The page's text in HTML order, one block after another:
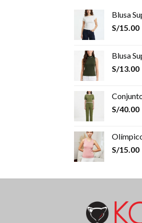
Blusa
S/15.00
Blusa
S/13.00
S/40.00
S/15.00